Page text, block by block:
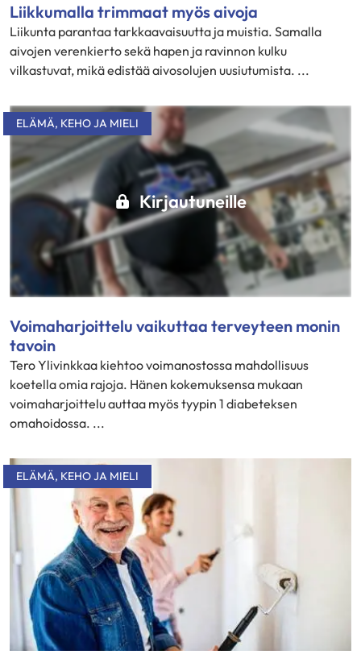
Liikkumalla trimmaat myös aivoja
Liikunta parantaa tarkkaavaisuutta ja muistia. Samalla
aivojen verenkierto sekä hapen ja ravinnon kulku
vilkastuvat, mikä edistää aivosolujen uusiutumista. ...
Kirjautuneille
ELÄMÄ, KEHO JA MIELI
Voimaharjoittelu vaikuttaa terveyteen monin
tavoin
Tero Ylivinkkaa kiehtoo voimanostossa mahdollisuus
koetella omia rajoja. Hänen kokemuksensa mukaan
voimaharjoittelu auttaa myös tyypin 1 diabeteksen
omahoidossa. ...
ELÄMÄ, KEHO JA MIELI